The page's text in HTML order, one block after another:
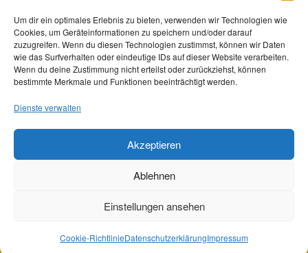
Um dir ein optimales Erlebnis zu bieten, verwenden wir Technologien wie
Cookies, um Geräteinformationen zu speichern und/oder darauf
zuzugreifen. Wenn du diesen Technologien zustimmst, können wir Daten
wie das Surfverhalten oder eindeutige IDs auf dieser Website verarbeiten.
Wenn du deine Zustimmung nicht erteilst oder zurückziehst, können
bestimmte Merkmale und Funktionen beeinträchtigt werden.
Dienste verwalten
Akzeptieren
Ablehnen
Einstellungen ansehen
Cookie-RichtlinieDatenschutzerklärungImpressum
© SUNRISE GAMES 2026
Erstellt mit WooCommerce